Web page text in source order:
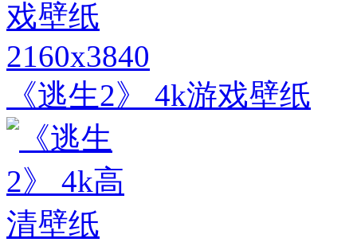
2160x3840
《逃生2》 4k游戏壁纸